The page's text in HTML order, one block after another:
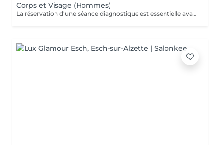
Corps et Visage (Hommes)
La réservation d'une séance diagnostique est essentielle avant toute prise de rendez-vous pour le laser.